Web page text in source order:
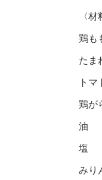
〈
鶏
た
ト
鶏